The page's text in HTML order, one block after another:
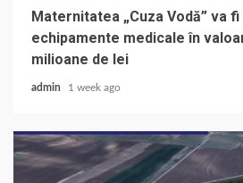
Maternitatea „Cuza Vodă” va
echipamente medicale în
milioane de lei
admin 1 week ago